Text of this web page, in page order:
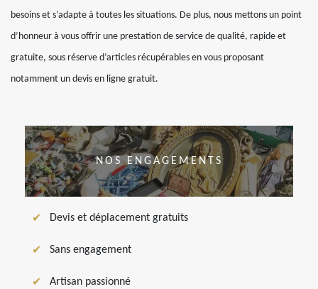
besoins et s’adapte à toutes les situations. De plus, nous mettons un point
d’honneur à vous offrir une prestation de service de qualité, rapide et
gratuite, sous réserve d’articles récupérables en vous proposant
notamment un devis en ligne gratuit.
NOS ENGAGEMENTS
Devis et déplacement gratuits
Sans engagement
Artisan passionné